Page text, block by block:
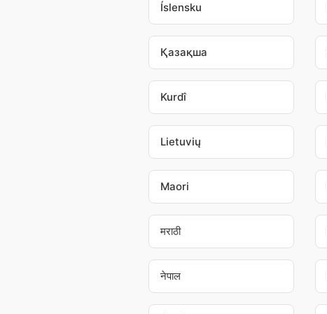
Íslensku
Қазақша
Kurdî
Lietuvių
Maori
मराठी
नेपाल